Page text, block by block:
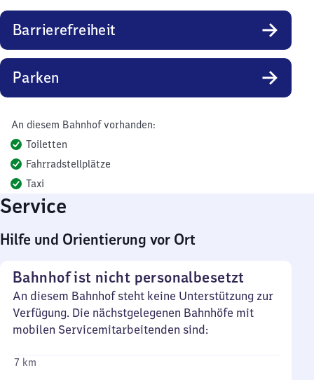
Barrierefreiheit
Parken
An diesem Bahnhof vorhanden:
Toiletten
Fahrradstellplätze
Taxi
Service
Hilfe und Orientierung vor Ort
Bahnhof ist nicht personalbesetzt
An diesem Bahnhof steht keine Unterstützung zur
Verfügung. Die nächstgelegenen Bahnhöfe mit
mobilen Servicemitarbeitenden sind:
7 km